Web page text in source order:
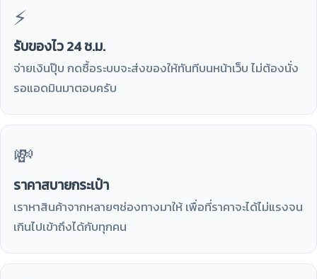
⚡
รับของไว 24 ช.ม.
จ่ายเงินปุ๊บ กดซื้อระบบจะส่งของให้ทันทีบนหน้าเว็บ ไม่ต้องนั่ง
รอแอดมินมาตอบครับ
💸
ราคาสบายกระเป๋า
เราหาสินค้าจากหลายๆช่องทางมาให้ เพื่อที่ราคาจะได้ไม่แรงจน
เกินไปเข้าถึงได้กับทุกคน